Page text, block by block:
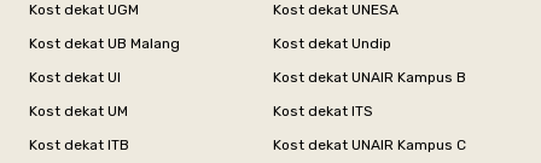
Kost dekat UGM
Kost dekat UNESA
Kost dekat UB Malang
Kost dekat Undip
Kost dekat UI
Kost dekat UNAIR Kampus B
Kost dekat UM
Kost dekat ITS
Kost dekat ITB
Kost dekat UNAIR Kampus C